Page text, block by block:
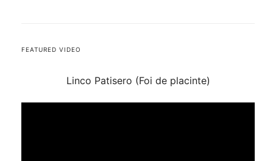
FEATURED VIDEO
Linco Patisero (Foi de placinte)